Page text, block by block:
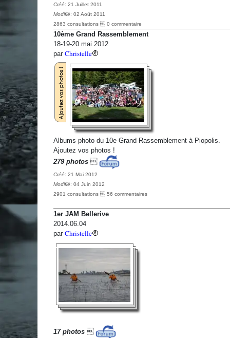
Créé: 21 Juillet 2011
Modifié: 02 Août 2011
2863 consultations  0 commentaire
10ème Grand Rassemblement
18-19-20 mai 2012
par Christelle
Albums photo du 10e Grand Rassemblement à Piopolis.
Ajoutez vos photos !
279 photos
Créé: 21 Mai 2012
Modifié: 04 Juin 2012
2901 consultations  56 commentaires
1er JAM Bellerive
2014.06.04
par Christelle
17 photos